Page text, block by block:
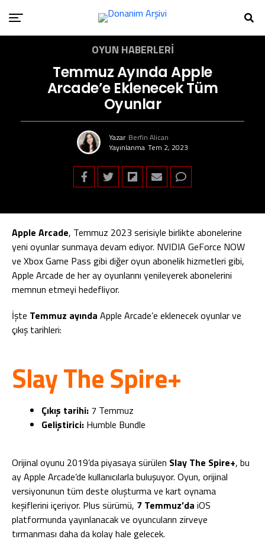
OYUN HABERLERI
Temmuz Ayında Apple
Arcade’e Eklenecek Tüm
Oyunlar
Yazar Berfin Alican
Yayınlanma Tem 2, 2023
Apple Arcade, Temmuz 2023 serisiyle birlikte abonelerine
yeni oyunlar sunmaya devam ediyor. NVIDIA GeForce NOW
ve Xbox Game Pass gibi diğer oyun abonelik hizmetleri gibi,
Apple Arcade de her ay oyunlarını yenileyerek abonelerini
memnun etmeyi hedefliyor.
İşte Temmuz ayında Apple Arcade’e eklenecek oyunlar ve
çıkış tarihleri:
Slay The Spire+
Çıkış tarihi: 7 Temmuz
Geliştirici: Humble Bundle
Orijinal oyunu 2019’da piyasaya sürülen Slay The Spire+, bu
ay Apple Arcade’de kullanıcılarla buluşuyor. Oyun, orijinal
versiyonunun tüm deste oluşturma ve kart oynama
keşiflerini içeriyor. Plus sürümü, 7 Temmuz’da iOS
platformunda yayınlanacak ve oyuncuların zirveye
tırmanması daha da kolay hale gelecek.